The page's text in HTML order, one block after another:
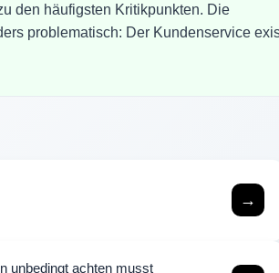
den häufigsten Kritikpunkten. Die
problematisch: Der Kundenservice
→
unbedingt achten musst